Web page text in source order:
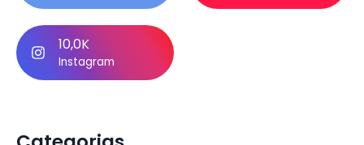
10,0K
Instagram